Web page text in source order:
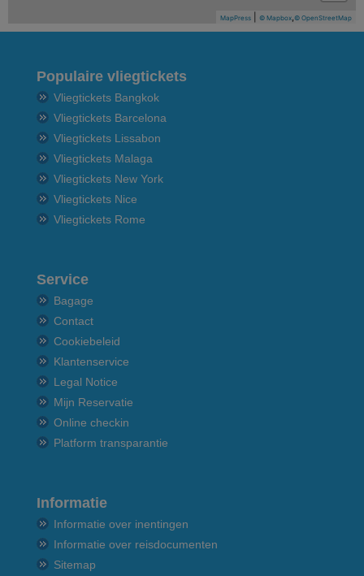
MapPress © Mapbox © OpenStreetMap
Populaire vliegtickets
Vliegtickets Bangkok
Vliegtickets Barcelona
Vliegtickets Lissabon
Vliegtickets Malaga
Vliegtickets New York
Vliegtickets Nice
Vliegtickets Rome
Service
Bagage
Contact
Cookiebeleid
Klantenservice
Legal Notice
Mijn Reservatie
Online checkin
Platform transparantie
Informatie
Informatie over inentingen
Informatie over reisdocumenten
Sitemap